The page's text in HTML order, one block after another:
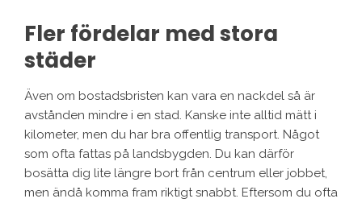
Fler fördelar med stora
städer
Även om bostadsbristen kan vara en nackdel så är
avstånden mindre i en stad. Kanske inte alltid mätt i
kilometer, men du har bra offentlig transport. Något
som ofta fattas på landsbygden. Du kan därför
bosätta dig lite längre bort från centrum eller jobbet,
men ändå komma fram riktigt snabbt. Eftersom du ofta